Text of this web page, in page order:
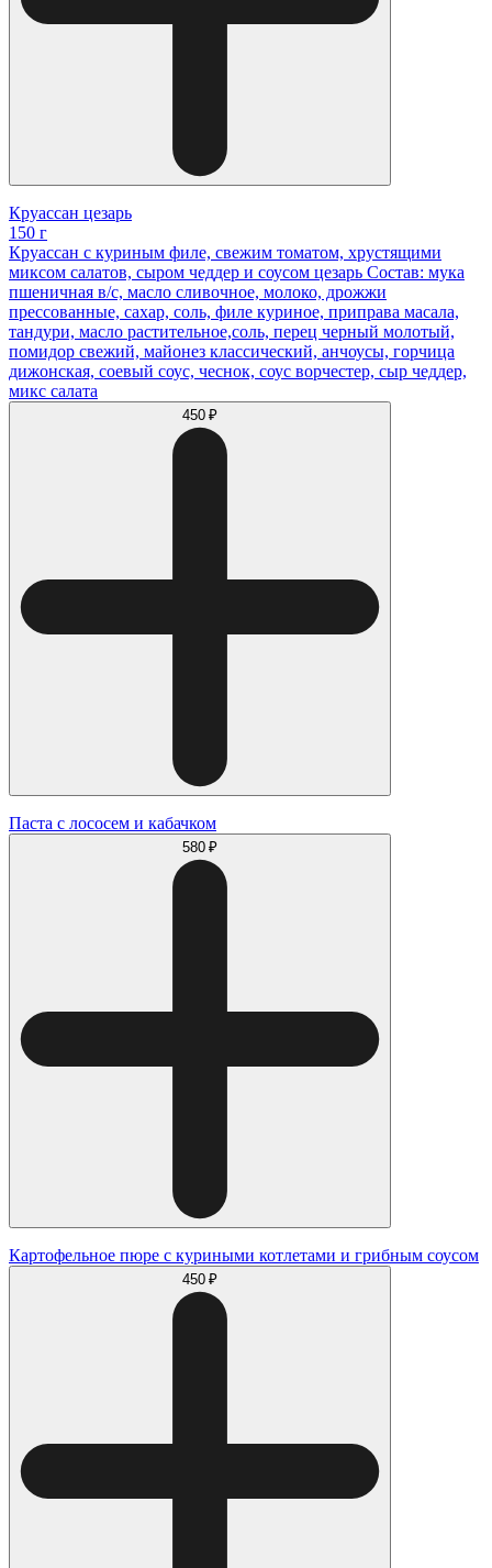
Круассан цезарь
150 г
Круассан с куриным филе, свежим томатом, хрустящими
миксом салатов, сыром чеддер и соусом цезарь Состав: мука
пшеничная в/с, масло сливочное, молоко, дрожжи
прессованные, сахар, соль, филе куриное, приправа масала,
тандури, масло растительное,соль, перец черный молотый,
помидор свежий, майонез классический, анчоусы, горчица
дижонская, соевый соус, чеснок, соус ворчестер, сыр чеддер,
микс салата
450 ₽
Паста с лососем и кабачком
580 ₽
Картофельное пюре с куриными котлетами и грибным соусом
450 ₽